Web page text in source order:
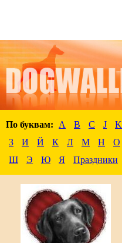
По буквам: A B C J K
З
И Й К Л М Н О
Ш
Э Ю Я Праздники